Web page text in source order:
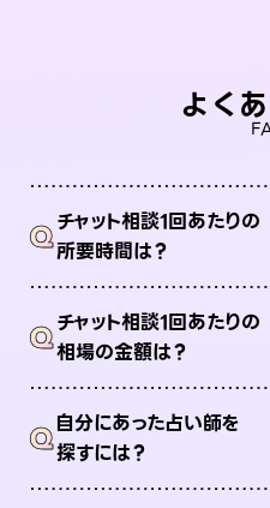
よく
Qチャット相談1回あたりの
所要時間は？
Qチャット相談1回あたりの
相場の金額は？
Q自分にあった占い師を
探すには？